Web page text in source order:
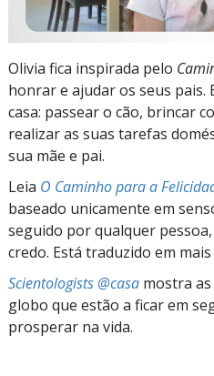
Olivia fica inspirada pelo
honrar e ajudar os seus pais.
casa: passear o cão, brincar
realizar as suas tarefas
sua mãe e pai.
Leia O Caminho para a
baseado unicamente em
seguido por qualquer
credo. Está traduzido em
Scientologists @casa mostra
globo que estão a ficar em
prosperar na vida.